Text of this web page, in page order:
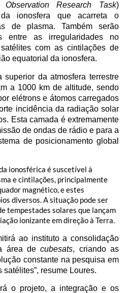
Research Task)
ionosfera que acarreta o
de plasma. Também serão
entre as irregularidades no
com as cintilações de
equatorial da ionosfera.
da atmosfera terrestre
a 1000 km de altitude, sendo
elétrons e átomos carregados
incidência da radiação solar
Esta camada é extremamente
de ondas de rádio e para a
de posicionamento global
ionosférica é suscetível à
e cintilações, principalmente
magnético, e estes
diversos. A situação pode ser
tempestades solares que lançam
ionizante em direção à Terra.
ao instituto a consolidação
área decubesats, criando as
constante na pesquisa em
resume Loures.
o projeto, a integração e os